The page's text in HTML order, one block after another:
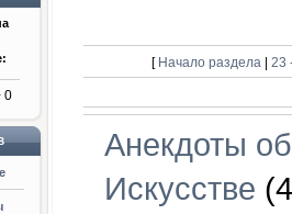
0
[ Начало раздела | 23
Анекдоты об
Искусстве